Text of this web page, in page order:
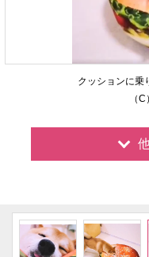
クッションに乗
（